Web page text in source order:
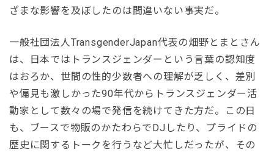
ざまな影響を及ぼしたのは間違いない事実だ。
一般社団法人TransgenderJapan代表の畑野とまとさん
は、日本ではトランスジェンダーという言葉の認知度
はおろか、世間の性的少数者への理解が乏しく、差別
や偏見も激しかった90年代からトランスジェンダー活
動家として数々の場で発信を続けてきた方だ。この日
も、ブースで物販のかたわらでDJしたり、プライドの
歴史に関するトークを行うなど大忙しだったが、その